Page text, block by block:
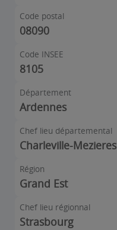
Code postal
08090
Code INSEE
8105
Département
Ardennes
Chef lieu départemental
Charleville-Mezieres
Région
Grand Est
Chef lieu régionnal
Strasbourg